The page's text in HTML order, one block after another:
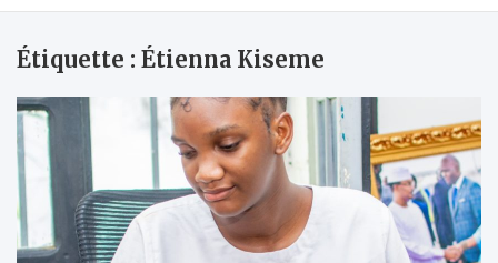
Étiquette : Étienna Kiseme